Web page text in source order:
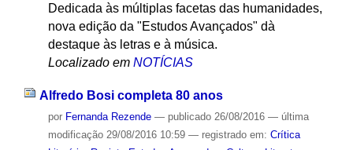
Dedicada às múltiplas facetas das humanidades,
nova edição da "Estudos Avançados" dà
destaque às letras e à música.
Localizado em NOTÍCIAS
Alfredo Bosi completa 80 anos
por Fernanda Rezende — publicado26/08/2016 — última
modificação29/08/2016 10:59 — registrado em: Crítica